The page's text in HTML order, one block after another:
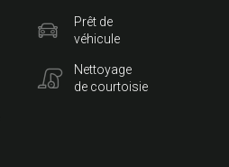
Prêt de
véhicule
Nettoyage
de courtoisie